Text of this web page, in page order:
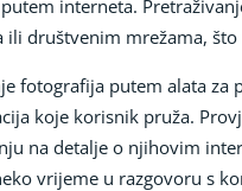
interneta.
društvenim mrežama,
fotografija putem alata
koje korisnik pruža.
na detalje o njihovim
vrijeme u razgovoru s